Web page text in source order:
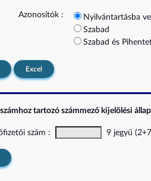
Azonosítók :
Nyilvántartásba
Szabad
Szabad és
Excel
tartozó számmező kijelölési
szám : 9 jegyű